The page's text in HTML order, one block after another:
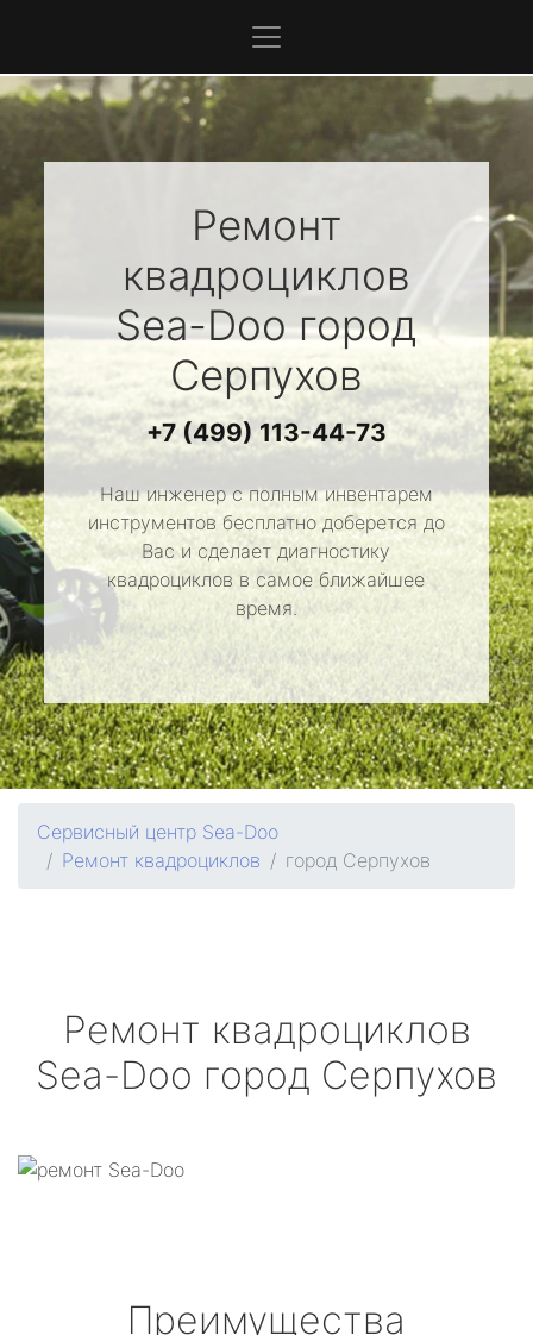
Ремонт
квадроциклов
Sea-Dooгород
Серпухов
+7 (499) 113-44-73
Наш инженер с полным инвентарем
инструментов бесплатно доберется до
Вас и сделает диагностику
квадроциклов в самое ближайшее
время.
Сервисный центр Sea-Doo
Ремонт квадроциклов
город Серпухов
Ремонт квадроциклов
Sea-Doo город Серпухов
Преимущества